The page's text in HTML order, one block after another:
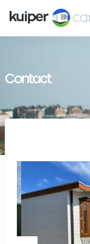
Contact